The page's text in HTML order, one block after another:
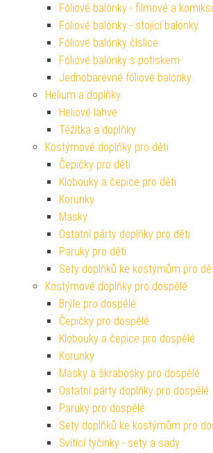
Fóliové balónky - filmové a
Fóliové balónky - stojící balónky
Fóliové balónky číslice
Fóliové balónky s potiskem
Jednobarevné fóliové balónky
Helium a doplňky
Heliové lahve
Těžítka a doplňky
Kostýmové doplňky pro děti
Čepičky pro děti
Klobouky a čepice pro děti
Korunky
Masky
Ostatní párty doplňky pro děti
Paruky pro děti
Sety doplňků ke kostýmům pro
Kostýmové doplňky pro dospělé
Brýle pro dospělé
Čepičky pro dospělé
Klobouky a čepice pro dospělé
Korunky
Masky a škrabošky pro dospělé
Ostatní párty doplňky pro dospělé
Paruky pro dospělé
Sety doplňků ke kostýmům pro
Svítící tyčinky - sety a sady